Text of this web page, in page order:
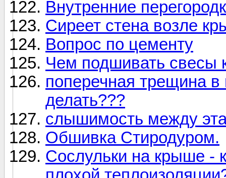
Внутренние
Сиреет стена возле
Вопрос по цементу
Чем подшивать свесы
поперечная трещина
делать???
слышимость между
Обшивка Стиродуром.
Сослульки на крыше -